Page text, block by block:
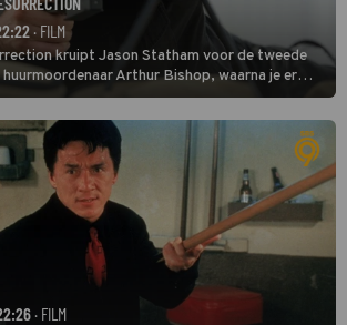
· FILM
kruipt Jason Statham voor de tweede
huurmoordenaar Arthur Bishop, waarna je er
dat er van Bishops geplande pensioen niet
· FILM